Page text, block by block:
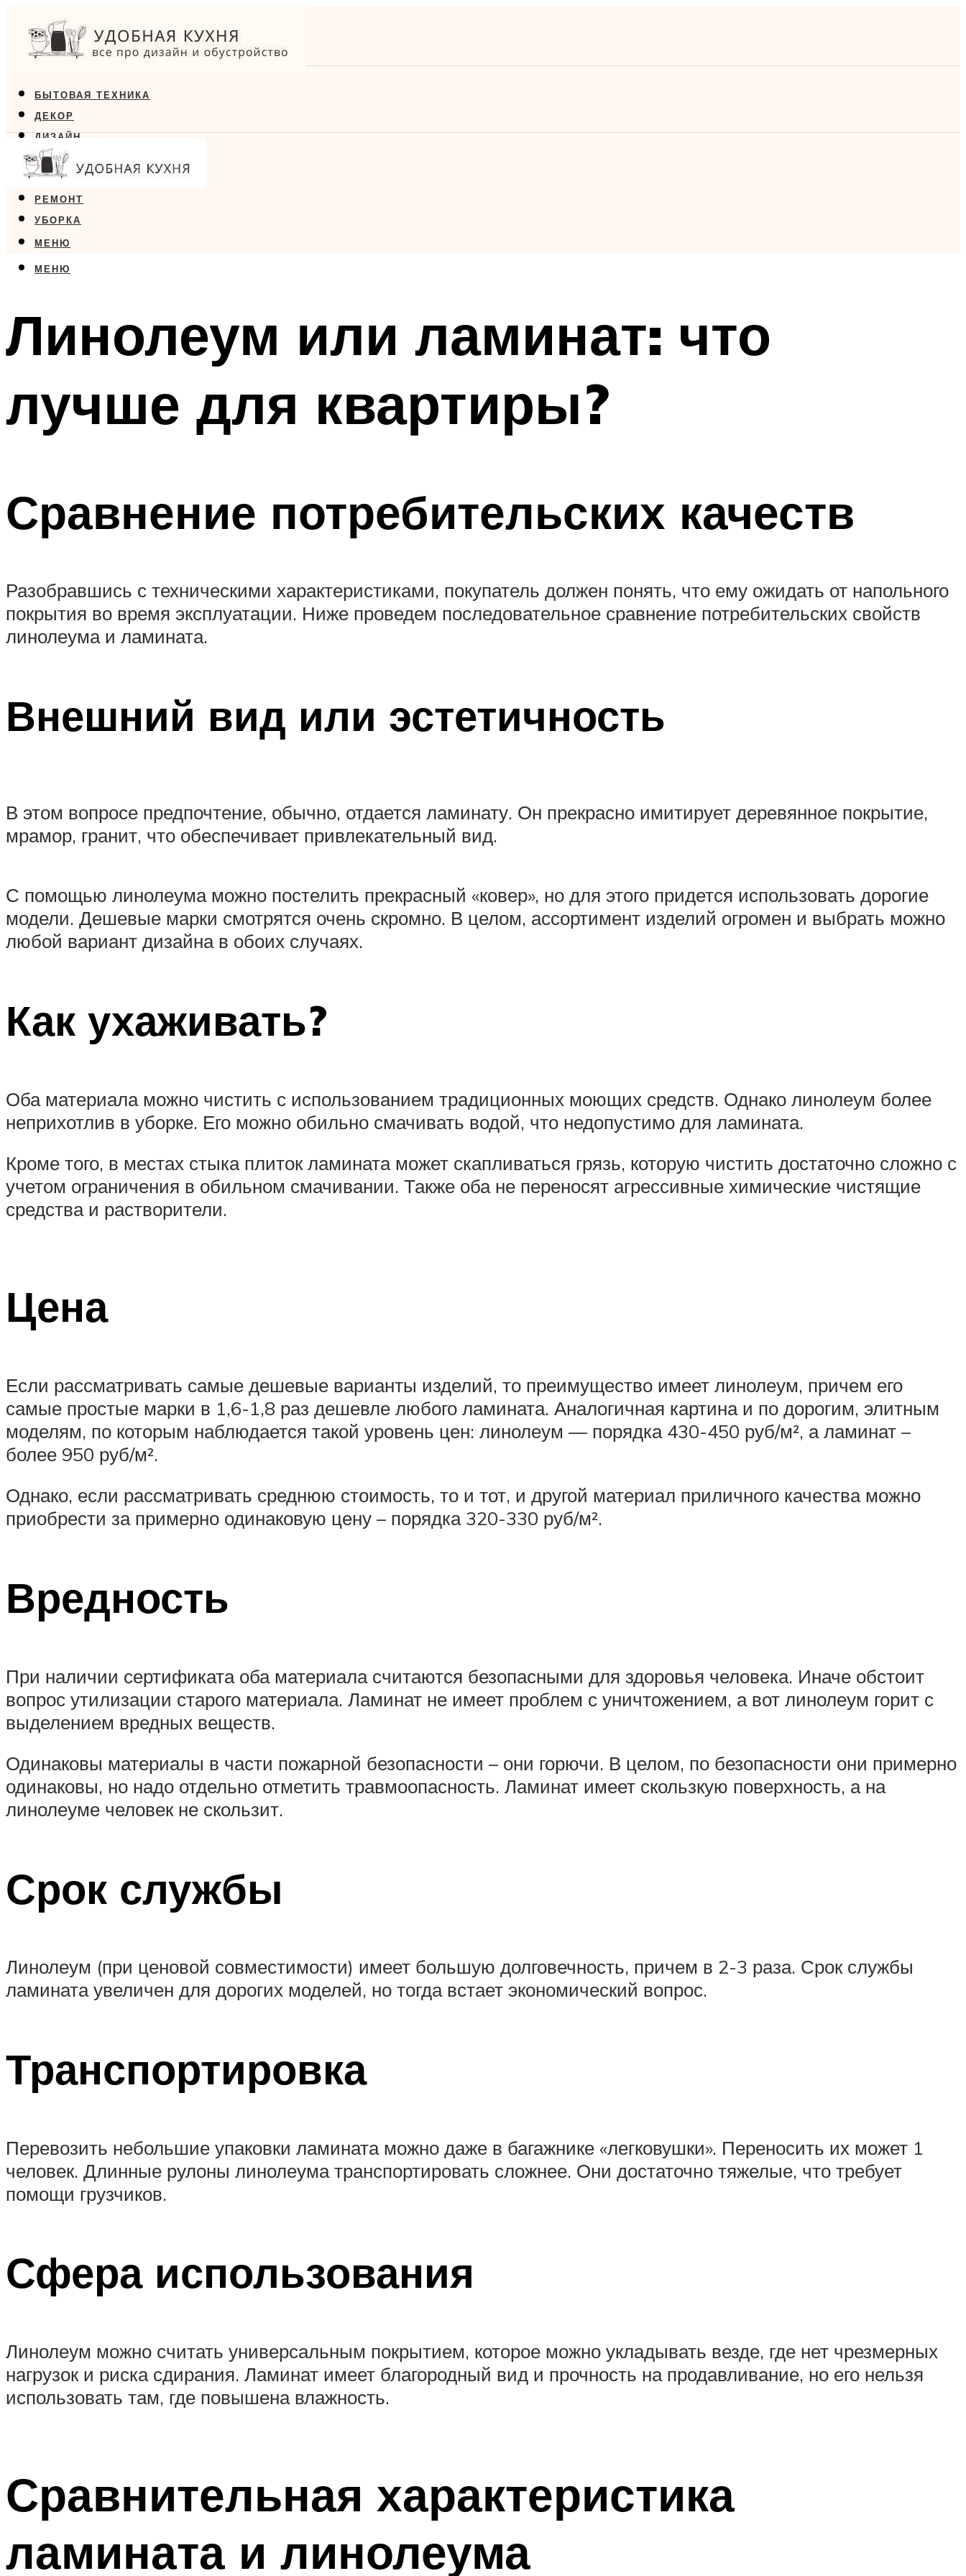
БЫТОВАЯ ТЕХНИКА
ДЕКОР
ДИЗАЙН
ЕДА
МЕБЕЛЬ
РЕМОНТ
УБОРКА
МЕНЮ
МЕНЮ
Линолеум или ламинат: что
лучше для квартиры?
Сравнение потребительских качеств
Разобравшись с техническими характеристиками, покупатель должен понять, что ему ожидать от напольного
покрытия во время эксплуатации. Ниже проведем последовательное сравнение потребительских свойств
линолеума и ламината.
Внешний вид или эстетичность
В этом вопросе предпочтение, обычно, отдается ламинату. Он прекрасно имитирует деревянное покрытие,
мрамор, гранит, что обеспечивает привлекательный вид.
С помощью линолеума можно постелить прекрасный «ковер», но для этого придется использовать дорогие
модели. Дешевые марки смотрятся очень скромно. В целом, ассортимент изделий огромен и выбрать можно
любой вариант дизайна в обоих случаях.
Как ухаживать?
Оба материала можно чистить с использованием традиционных моющих средств. Однако линолеум более
неприхотлив в уборке. Его можно обильно смачивать водой, что недопустимо для ламината.
Кроме того, в местах стыка плиток ламината может скапливаться грязь, которую чистить достаточно сложно с
учетом ограничения в обильном смачивании. Также оба не переносят агрессивные химические чистящие
средства и растворители.
Цена
Если рассматривать самые дешевые варианты изделий, то преимущество имеет линолеум, причем его
самые простые марки в 1,6-1,8 раз дешевле любого ламината. Аналогичная картина и по дорогим, элитным
моделям, по которым наблюдается такой уровень цен: линолеум — порядка 430-450 руб/м², а ламинат –
более 950 руб/м².
Однако, если рассматривать среднюю стоимость, то и тот, и другой материал приличного качества можно
приобрести за примерно одинаковую цену – порядка 320-330 руб/м².
Вредность
При наличии сертификата оба материала считаются безопасными для здоровья человека. Иначе обстоит
вопрос утилизации старого материала. Ламинат не имеет проблем с уничтожением, а вот линолеум горит с
выделением вредных веществ.
Одинаковы материалы в части пожарной безопасности – они горючи. В целом, по безопасности они примерно
одинаковы, но надо отдельно отметить травмоопасность. Ламинат имеет скользкую поверхность, а на
линолеуме человек не скользит.
Срок службы
Линолеум (при ценовой совместимости) имеет большую долговечность, причем в 2-3 раза. Срок службы
ламината увеличен для дорогих моделей, но тогда встает экономический вопрос.
Транспортировка
Перевозить небольшие упаковки ламината можно даже в багажнике «легковушки». Переносить их может 1
человек. Длинные рулоны линолеума транспортировать сложнее. Они достаточно тяжелые, что требует
помощи грузчиков.
Сфера использования
Линолеум можно считать универсальным покрытием, которое можно укладывать везде, где нет чрезмерных
нагрузок и риска сдирания. Ламинат имеет благородный вид и прочность на продавливание, но его нельзя
использовать там, где повышена влажность.
Сравнительная характеристика
ламината и линолеума